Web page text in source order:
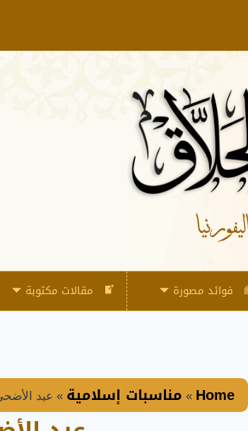
فوائد مصورة مقالات مكتوبة
Home
» مناسبات إسلامية » عيد